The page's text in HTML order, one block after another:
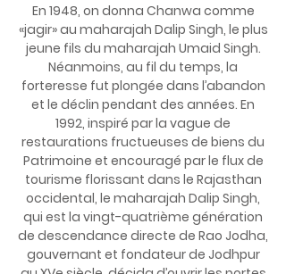
En 1948, on donna Chanwa comme
«jagir» au maharajah Dalip Singh, le plus
jeune fils du maharajah Umaid Singh.
Néanmoins, au fil du temps, la
forteresse fut plongée dans l’abandon
et le déclin pendant des années. En
1992, inspiré par la vague de
restaurations fructueuses de biens du
Patrimoine et encouragé par le flux de
tourisme florissant dans le Rajasthan
occidental, le maharajah Dalip Singh,
qui est la vingt-quatrième génération
de descendance directe de Rao Jodha,
gouvernant et fondateur de Jodhpur